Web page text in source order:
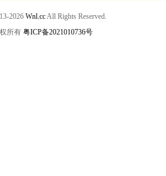
2026 Wnl.ccAll Rights Reserved.
所有 粤ICP备2021010736号